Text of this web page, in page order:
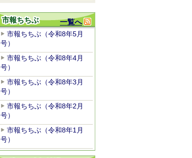
一覧へ
市報ちちぶ
市報ちちぶ（令和8年5月
号）
市報ちちぶ（令和8年4月
号）
市報ちちぶ（令和8年3月
号）
市報ちちぶ（令和8年2月
号）
市報ちちぶ（令和8年1月
号）